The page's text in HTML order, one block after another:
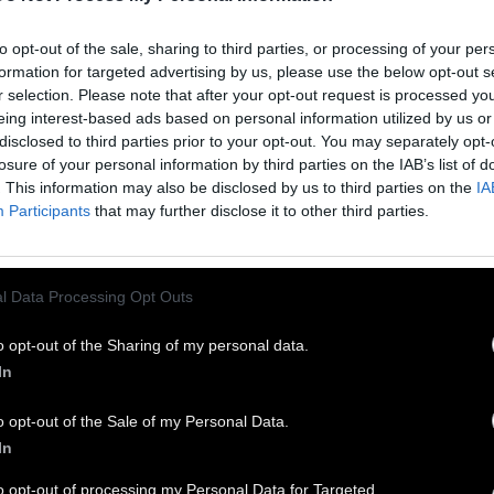
opt-out of the sale, sharing to third parties, or processing of your
for targeted advertising by us, please use the below opt-out
selection. Please note that after your opt-out request is processed
interest-based ads based on personal information utilized by us
to third parties prior to your opt-out. You may separately
of your personal information by third parties on the IAB’s list of
This information may also be disclosed by us to third parties on the
Participants that may further disclose it to other third parties.
Data Processing Opt Outs
opt-out of the Sharing of my personal data.
opt-out of the Sale of my Personal Data.
opt-out of processing my Personal Data for Targeted
για όσους αμείβονται με τον κατώτατο
να διπλασιαστεί από την 1η Απριλίου.
με ρεπορτάζ στον ΣΚΑΪ ο φόρος με τα 830
κατώτατο μισθό είναι 137 ευρώ. Αν ο
αυξηθεί στα 880 μικτά, ο φόρος θα είναι
ευρώ. Μιλάμε για διπλασιασμό φόρου.
παρουσιάστηκε στον τηλεοπτικό σταθμό
Όμηρου Τσάπαλου, η πραγματική
της «αύξησης» είναι διαφορετική από αυτή
προβάλλεται από την κυβέρνηση.
τα 830 μικτά θα αυξηθεί στα 880, κάναμε σε
υποθετικό σενάριο. Ο φόρος με τα 830 ευρώ